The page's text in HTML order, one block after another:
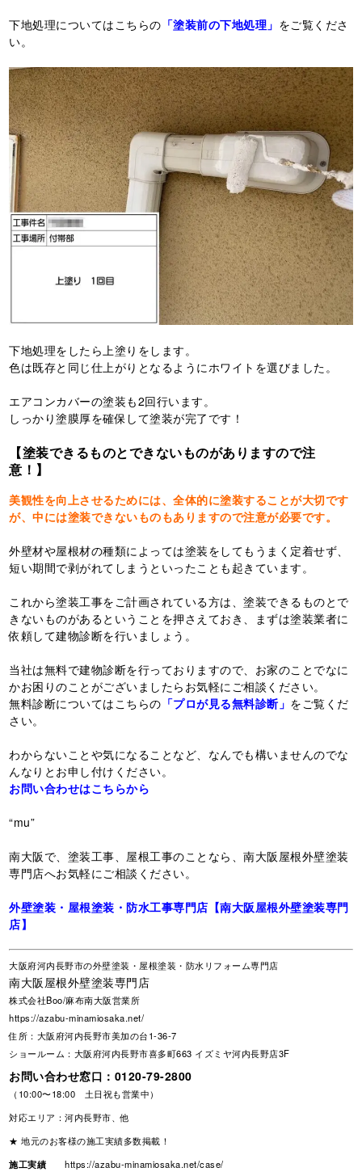
下地処理についてはこちらの 「塗装前の下地処理」 をご覧くださ
い。
下地処理をしたら上塗りをします。
色は既存と同じ仕上がりとなるようにホワイトを選びました。
エアコンカバーの塗装も2回行います。
しっかり塗膜厚を確保して塗装が完了です！
【塗装できるものとできないものがありますので注
意！】
美観性を向上させるためには、全体的に塗装することが大切です
が、中には塗装できないものもありますので注意が必要です。
外壁材や屋根材の種類によっては塗装をしてもうまく定着せず、
短い期間で剥がれてしまうといったことも起きています。
これから塗装工事をご計画されている方は、塗装できるものとで
きないものがあるということを押さえておき、まずは塗装業者に
依頼して建物診断を行いましょう。
当社は無料で建物診断を行っておりますので、お家のことでなに
かお困りのことがございましたらお気軽にご相談ください。
無料診断についてはこちらの 「プロが見る無料診断」 をご覧くだ
さい。
わからないことや気になることなど、なんでも構いませんのでな
んなりとお申し付けください。
お問い合わせはこちらから
“mu”
南大阪で、塗装工事、屋根工事のことなら、南大阪屋根外壁塗装
専門店へお気軽にご相談ください。
外壁塗装・屋根塗装・防水工事専門店【南大阪屋根外壁塗装専門
店】
大阪府河内長野市の外壁塗装・屋根塗装・防水リフォーム専門店
南大阪屋根外壁塗装専門店
株式会社Boo/麻布南大阪営業所
https://azabu-minamiosaka.net/
住所：大阪府河内長野市美加の台1-36-7
ショールーム：大阪府河内長野市喜多町663 イズミヤ河内長野店3F
お問い合わせ窓口： 0120-79-2800
（10:00〜18:00 土日祝も営業中）
対応エリア：河内長野市、他
★ 地元のお客様の施工実績多数掲載！
施工実績
https://azabu-minamiosaka.net/case/